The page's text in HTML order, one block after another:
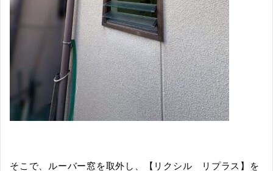
そこで、ルーバー窓を取外し、【リクシル リプラス】を